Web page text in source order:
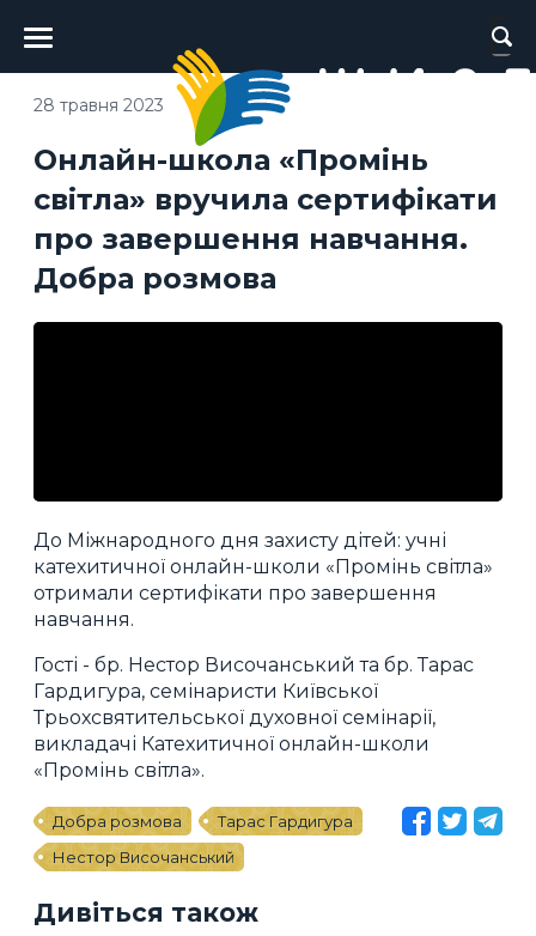
Головне
меню
Онлайн-школа «Промінь
світла» вручила сертифікати
про завершення навчання.
Добра розмова
28 травня 2023
До Міжнародного дня захисту дітей: учні
катехитичної онлайн-школи «Промінь світла»
отримали сертифікати про завершення
навчання.
Гості - бр. Нестор Височанський та бр. Тарас
Гардигура, семінаристи Київської
Трьохсвятительської духовної семінарії,
викладачі Катехитичної онлайн-школи
«Промінь світла».
Добра розмова
Тарас Гардигура
Нестор Височанський
Дивіться також